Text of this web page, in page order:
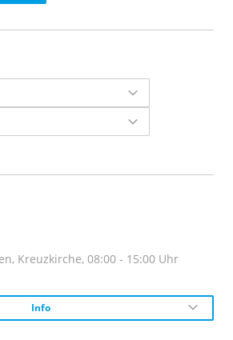
Kreuzkirche, 08:00 - 15:00 Uhr
Info